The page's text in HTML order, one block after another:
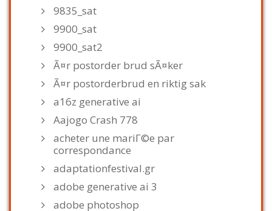
9835_sat
9900_sat
9900_sat2
Ã¤r postorder brud sÃ¤ker
Ã¤r postorderbrud en riktig sak
a16z generative ai
Aajogo Crash 778
acheter une mariГ©e par
correspondance
adaptationfestival.gr
adobe generative ai 3
adobe photoshop